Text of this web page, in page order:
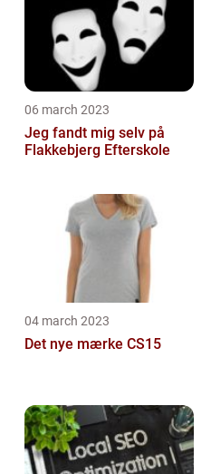
06 march 2023
Jeg fandt mig selv på
Flakkebjerg Efterskole
04 march 2023
Det nye mærke CS15